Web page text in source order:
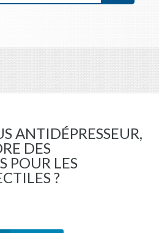
ANTIDÉPRESSEUR,
DES
POUR LES
?